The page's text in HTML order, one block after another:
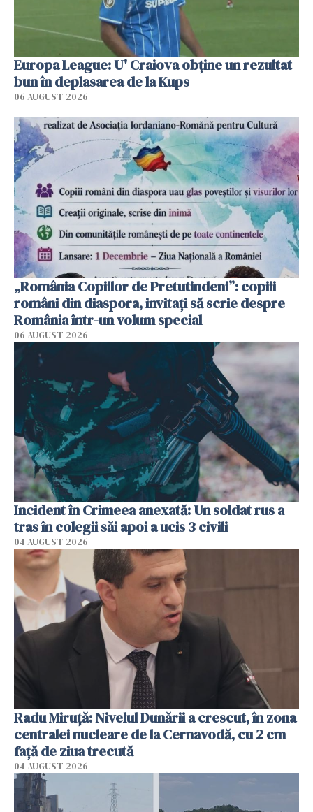
Europa League: U' Craiova obține un rezultat
bun în deplasarea de la Kups
06 AUGUST 2026
„România Copiilor de Pretutindeni”: copiii
români din diaspora, invitați să scrie despre
România într-un volum special
06 AUGUST 2026
Incident în Crimeea anexată: Un soldat rus a
tras în colegii săi apoi a ucis 3 civili
04 AUGUST 2026
Radu Miruţă: Nivelul Dunării a crescut, în zona
centralei nucleare de la Cernavodă, cu 2 cm
faţă de ziua trecută
04 AUGUST 2026